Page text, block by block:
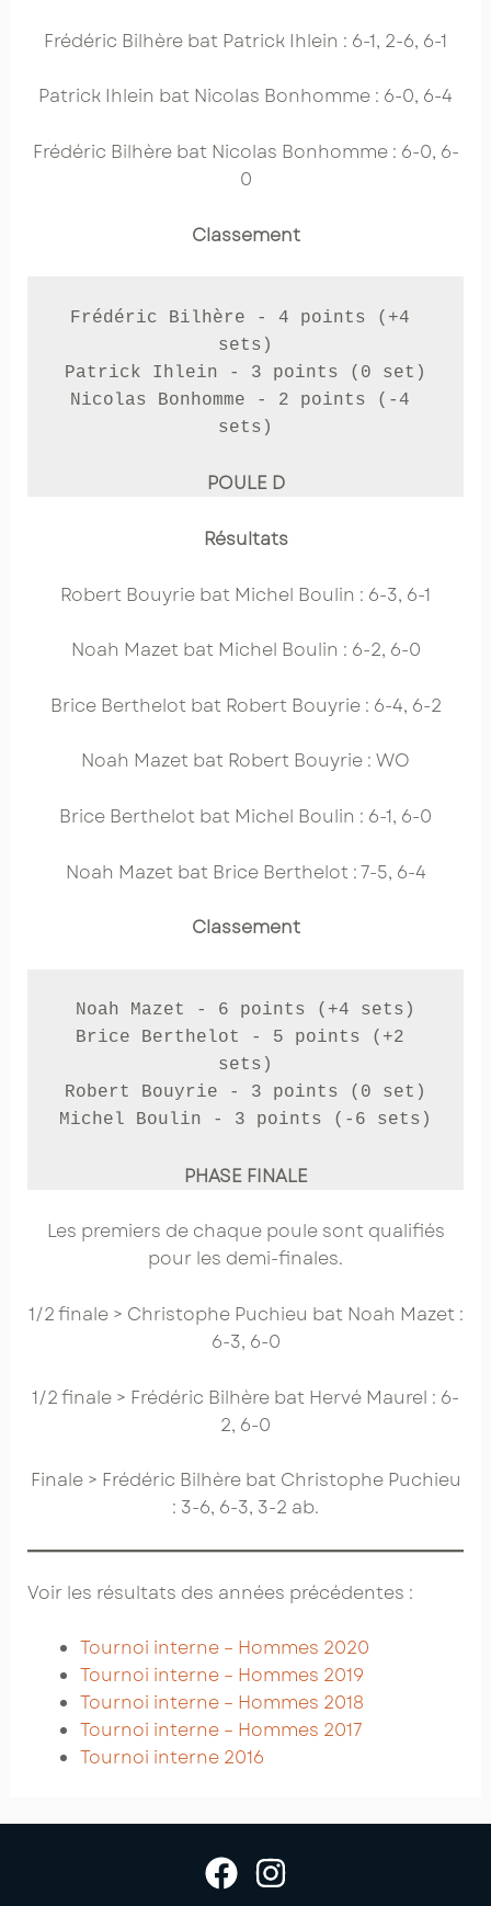
Frédéric Bilhère bat Patrick Ihlein : 6-1, 2-6, 6-1
Patrick Ihlein bat Nicolas Bonhomme : 6-0, 6-4
Frédéric Bilhère bat Nicolas Bonhomme : 6-0, 6-
0
Classement
Frédéric Bilhère - 4 points (+4
sets)
Patrick Ihlein - 3 points (0 set)
Nicolas Bonhomme - 2 points (-4
sets)
POULE D
Résultats
Robert Bouyrie bat Michel Boulin : 6-3, 6-1
Noah Mazet bat Michel Boulin : 6-2, 6-0
Brice Berthelot bat Robert Bouyrie : 6-4, 6-2
Noah Mazet bat Robert Bouyrie : WO
Brice Berthelot bat Michel Boulin : 6-1, 6-0
Noah Mazet bat Brice Berthelot : 7-5, 6-4
Classement
Noah Mazet - 6 points (+4 sets)
Brice Berthelot - 5 points (+2
sets)
Robert Bouyrie - 3 points (0 set)
Michel Boulin - 3 points (-6 sets)
PHASE FINALE
Les premiers de chaque poule sont qualifiés
pour les demi-finales.
1/2 finale > Christophe Puchieu bat Noah Mazet :
6-3, 6-0
1/2 finale > Frédéric Bilhère bat Hervé Maurel : 6-
2, 6-0
Finale > Frédéric Bilhère bat Christophe Puchieu
: 3-6, 6-3, 3-2 ab.
Voir les résultats des années précédentes :
Tournoi interne – Hommes 2020
Tournoi interne – Hommes 2019
Tournoi interne – Hommes 2018
Tournoi interne – Hommes 2017
Tournoi interne 2016